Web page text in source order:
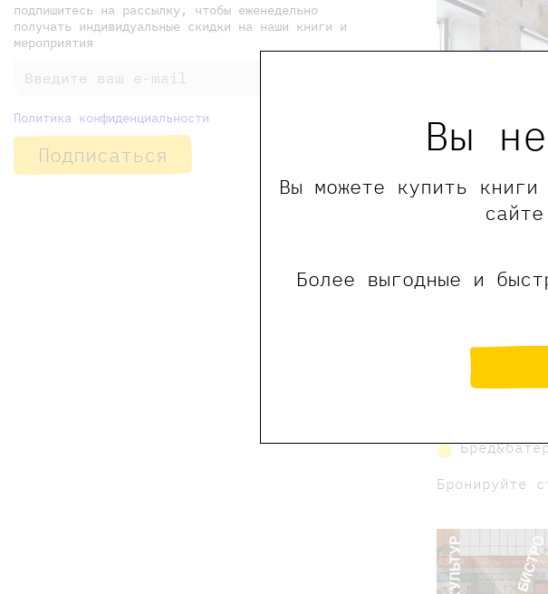
Вы
Вы можете купить
Более выгодные и
подпишитесь на рассылку, чтобы еженедельно
получать индивидуальные скидки на наши книги и
мероприятия
Политика конфиденциальности
Подписаться
Специально
желтком
Бронируйте